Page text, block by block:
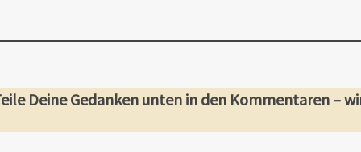
Deine Gedanken unten in den Kommentaren –